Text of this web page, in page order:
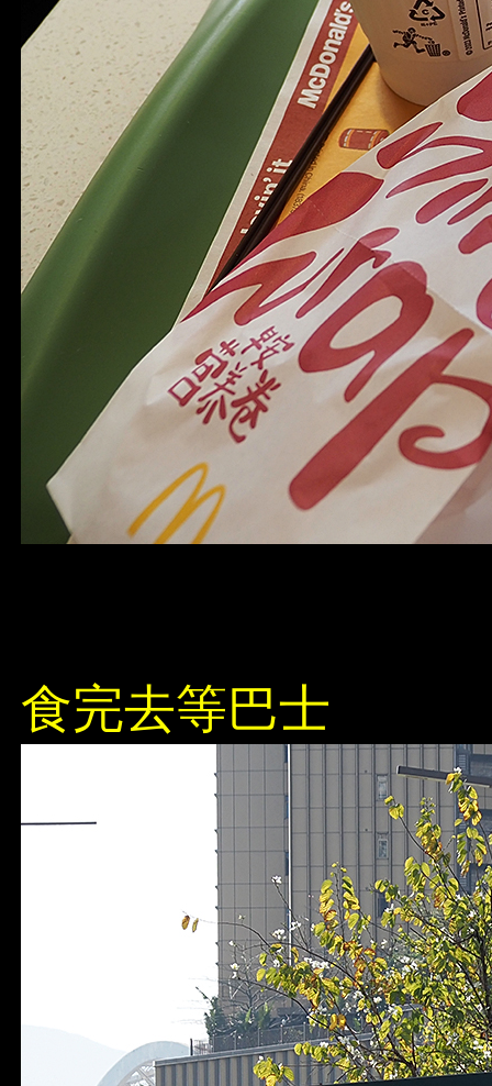
食完去等巴士